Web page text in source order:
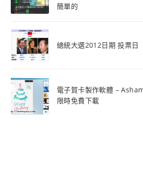
簡單的
總統大選2012日期 投票日
電子賀卡製作軟體 –
限時免費下載